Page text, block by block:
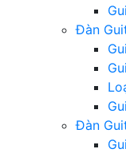
Đàn
Đàn